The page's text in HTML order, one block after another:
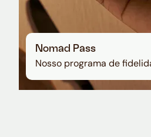
Nomad Pass
Nosso programa de